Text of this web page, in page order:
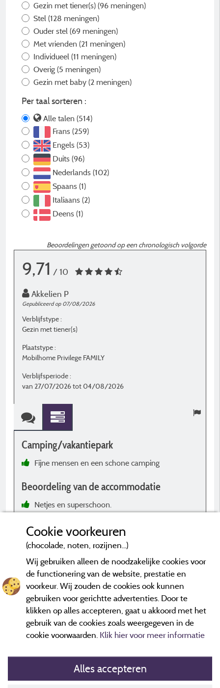
Gezin met tiener(s) (96 meningen)
Stel (128 meningen)
Ouder stel (69 meningen)
Met vrienden (21 meningen)
Individueel (11 meningen)
Overig (5 meningen)
Gezin met baby (2 meningen)
Per taal sorteren :
Alle talen (514)
Frans (259)
Engels (53)
Duits (96)
Nederlands (102)
Spaans (1)
Italiaans (2)
Deens (1)
Beoordelingen getoond op een chronologisch volgorde
9,71 / 10
Akkelien P
Gepubliceerd op 07/08/2026
Verblijfstype :
Gezin met tiener(s)
Plaatstype :
Mobilhome Privilege FAMILY
Verblijfsperiode :
van 27/07/2026 tot 04/08/2026
Camping/vakantiepark
Fijne mensen en een schone camping
Beoordeling van de accommodatie
Netjes en superschoon.
*Beoordelingen die niet ouder zijn dan drie jaar en een controle
hebben ondergaan.Meer informatie
Cookie voorkeuren
(chocolade, noten, rozijnen...)
Wij gebruiken alleen de noodzakelijke cookies voor
de functionering van de website, prestatie en
voorkeur. Wij zouden de cookies ook kunnen
gebruiken voor gerichtte advertenties. Door te
klikken op alles accepteren, gaat u akkoord met het
gebruik van de cookies zoals weergegeven in de
cookie voorwaarden. Klik hier voor meer informatie
Alles accepteren